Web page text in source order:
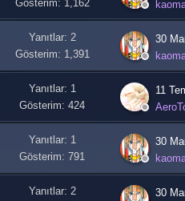
Gösterim: 1,162
Yanıtlar: 2
Gösterim: 1,391
30
Yanıtlar: 1
Gösterim: 424
11
Yanıtlar: 1
Gösterim: 791
30
Yanıtlar: 2
30